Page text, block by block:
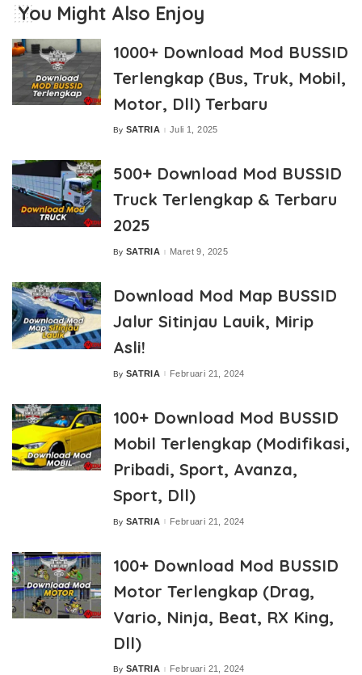
You Might Also Enjoy
1000+ Download Mod BUSSID
Terlengkap (Bus, Truk, Mobil,
Motor, Dll) Terbaru
Posted
By SATRIA Juli 1, 2025
500+ Download Mod BUSSID
Truck Terlengkap & Terbaru
2025
Posted
By SATRIA Maret 9, 2025
Download Mod Map BUSSID
Jalur Sitinjau Lauik, Mirip
Asli!
Posted
By SATRIA Februari 21, 2024
100+ Download Mod BUSSID
Mobil Terlengkap (Modifikasi,
Pribadi, Sport, Avanza,
Sport, Dll)
Posted
By SATRIA Februari 21, 2024
100+ Download Mod BUSSID
Motor Terlengkap (Drag,
Vario, Ninja, Beat, RX King,
Dll)
Posted
By SATRIA Februari 21, 2024